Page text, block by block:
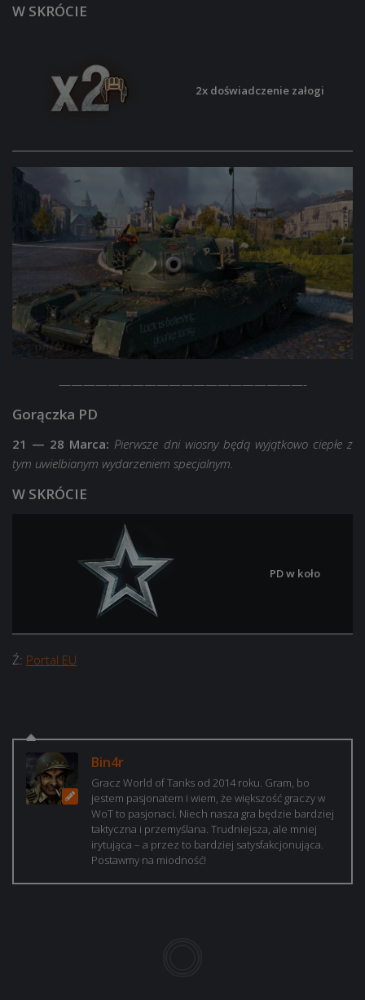
W SKRÓCIE
2x doświadczenie załogi
————————————————————-
Gorączka PD
21 — 28 Marca: Pierwsze dni wiosny będą wyjątkowo ciepłe z
tym uwielbianym wydarzeniem specjalnym.
W SKRÓCIE
PD w koło
Ź: Portal EU
Bin4r
Gracz World of Tanks od 2014 roku. Gram, bo
jestem pasjonatem i wiem, że większość graczy w
WoT to pasjonaci. Niech nasza gra będzie bardziej
taktyczna i przemyślana. Trudniejsza, ale mniej
irytująca – a przez to bardziej satysfakcjonująca.
Postawmy na miodność!